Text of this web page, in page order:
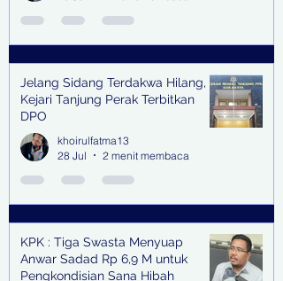
Jelang Sidang Terdakwa Hilang,
Kejari Tanjung Perak Terbitkan
DPO
khoirulfatma13
28 Jul
2 menit membaca
KPK : Tiga Swasta Menyuap
Anwar Sadad Rp 6,9 M untuk
Pengkondisian Sana Hibah